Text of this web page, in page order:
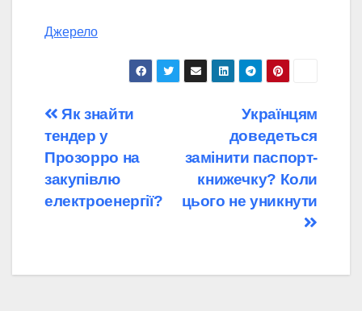
Джерело
Навігація
записів
Українцям
доведеться
замінити паспорт-
книжечку? Коли
цього не уникнути
Як знайти
тендер у
Прозорро на
закупівлю
електроенергії?